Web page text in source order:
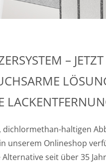
–
dichlormethan-haltigen
unserem Onlineshop
Alternative seit über 35